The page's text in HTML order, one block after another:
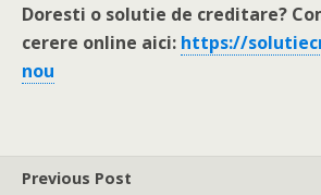
Doresti o solutie de creditare?
cerere online aici: https://
nou
Previous Post